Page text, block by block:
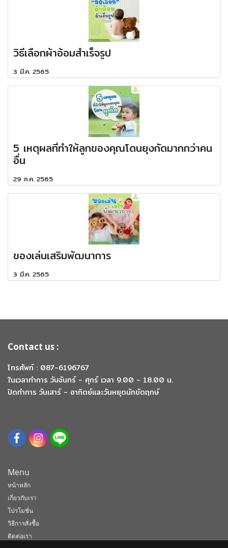
วิธีเลือกผ้าอ้อมสำเร็จรูป
3 มี.ค. 2565
5 เหตุผลที่ทำให้ลูกของคุณโดนยุงกัดมากกว่าคน
อื่น
29 ก.ค. 2565
ของเล่นเสริมพัฒนาการ
3 มี.ค. 2565
Contact us :
โทรศัพท์ : 087-6196767
ในเวลาทำการ วันจันทร์ - ศุกร์ เวลา 9.00 - 18.00 น.
ปิดทำการ วันเสาร์ - อาทิตย์และวันหยุดนักขัตฤกษ์
Menu
หน้าหลัก
เกี่ยวกับเรา
โปรโมชั่น
วิธีการสั่งซื้อ
ติดต่อเรา